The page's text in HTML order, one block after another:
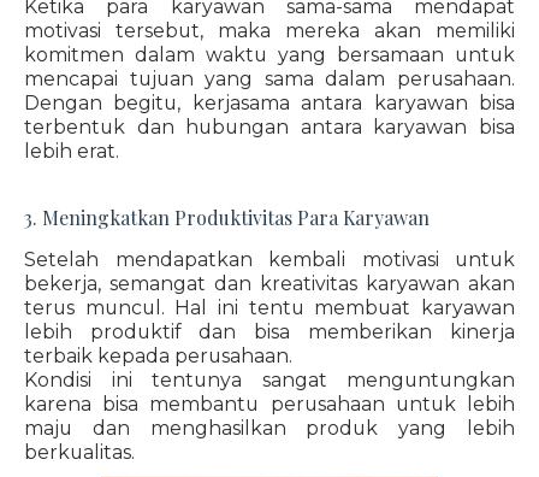
Ketika para karyawan sama-sama mendapat
motivasi tersebut, maka mereka akan memiliki
komitmen dalam waktu yang bersamaan untuk
mencapai tujuan yang sama dalam perusahaan.
Dengan begitu, kerjasama antara karyawan bisa
terbentuk dan hubungan antara karyawan bisa
lebih erat.
3. Meningkatkan Produktivitas Para Karyawan
Setelah mendapatkan kembali motivasi untuk
bekerja, semangat dan kreativitas karyawan akan
terus muncul. Hal ini tentu membuat karyawan
lebih produktif dan bisa memberikan kinerja
terbaik kepada perusahaan.
Kondisi ini tentunya sangat menguntungkan
karena bisa membantu perusahaan untuk lebih
maju dan menghasilkan produk yang lebih
berkualitas.